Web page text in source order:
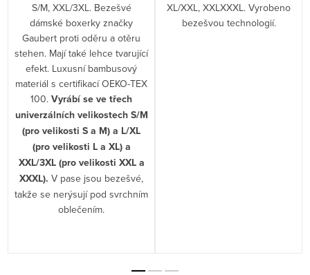
S/M, XXL/3XL. Bezešvé
dámské boxerky značky
Gaubert proti oděru a otěru
stehen. Mají také lehce tvarující
efekt. Luxusní bambusový
materiál s certifikací OEKO-TEX
100.Vyrábí se ve třech
univerzálních velikostech S/M
(pro velikosti S a M) a L/XL
(pro velikosti L a XL) a
XXL/3XL (pro velikosti XXL a
XXXL). V pase jsou bezešvé,
takže se nerýsují pod svrchním
oblečením.
XL/XXL, XXLXXXL. Vyrobeno
bezešvou technologií.